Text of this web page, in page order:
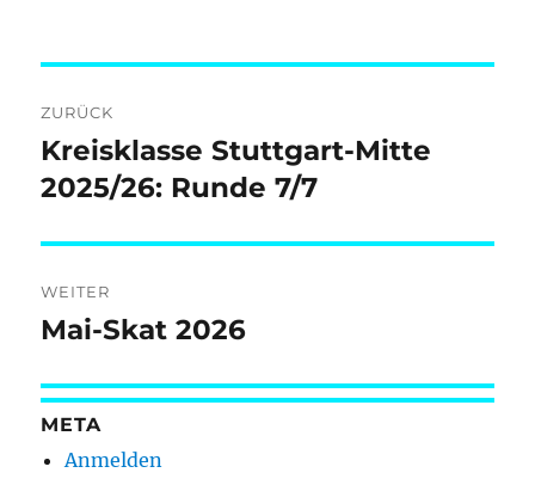
ZURÜCK
Vorheriger
Beitrag:
Kreisklasse Stuttgart-Mitte
2025/26: Runde 7/7
WEITER
Nächster
Mai-Skat 2026
META
Anmelden